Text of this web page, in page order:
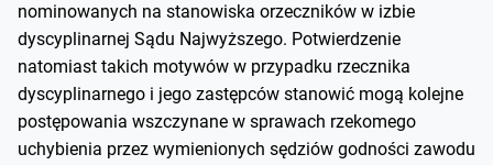
nominowanych na stanowiska orzeczników w izbie
dyscyplinarnej Sądu Najwyższego. Potwierdzenie
natomiast takich motywów w przypadku rzecznika
dyscyplinarnego i jego zastępców stanowić mogą kolejne
postępowania wszczynane w sprawach rzekomego
uchybienia przez wymienionych sędziów godności zawodu